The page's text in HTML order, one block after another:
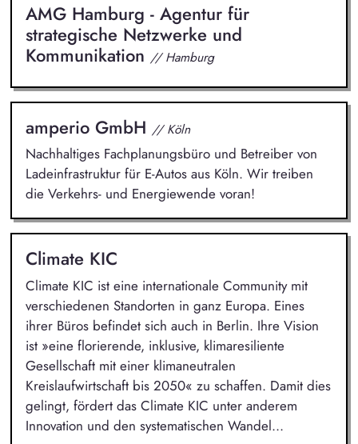
AMG Hamburg - Agentur für
strategische Netzwerke und
Kommunikation // Hamburg
amperio GmbH // Köln
Nachhaltiges Fachplanungsbüro und Betreiber von
Ladeinfrastruktur für E-Autos aus Köln. Wir treiben
die Verkehrs- und Energiewende voran!
Climate KIC
Climate KIC ist eine internationale Community mit
verschiedenen Standorten in ganz Europa. Eines
ihrer Büros befindet sich auch in Berlin. Ihre Vision
ist »eine florierende, inklusive, klimaresiliente
Gesellschaft mit einer klimaneutralen
Kreislaufwirtschaft bis 2050« zu schaffen. Damit dies
gelingt, fördert das Climate KIC unter anderem
Innovation und den systematischen Wandel...